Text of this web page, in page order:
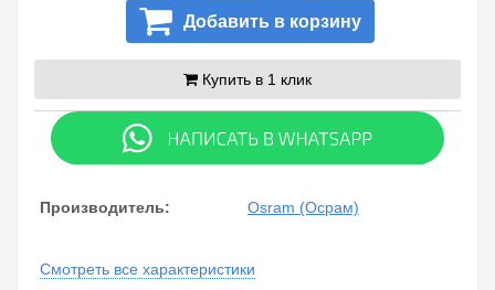
Добавить в корзину
Купить в 1 клик
Производитель: Osram (Осрам)
Смотреть все характеристики